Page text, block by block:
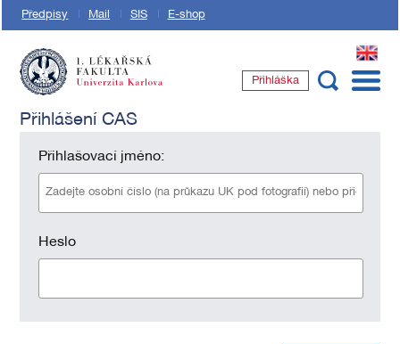
Předpisy Mail SIS E-shop
EN
Přihláška
Přihlášení CAS
Přihlašovací jméno:
Heslo